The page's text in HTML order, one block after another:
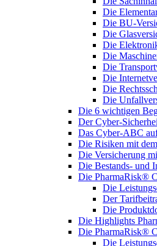
Die
Die BU-
Die
Die
Die
Die
Die
Die
Die
Die 6 wichtigen
Der Cyber-
Das Cyber-ABC
Die Risiken mit
Die Versicherung
Die Bestands- und
Die PharmaRisk®
Die
Der
Die
Die Highlights
Die PharmaRisk®
Die